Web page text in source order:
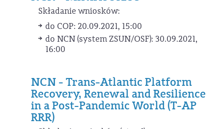
Składanie wniosków:
do COP: 20.09.2021, 15:00
do NCN (system ZSUN/OSF): 30.09.2021,
16:00
NCN - Trans-Atlantic Platform
Recovery, Renewal and Resilience
in a Post-Pandemic World (T-AP
RRR)